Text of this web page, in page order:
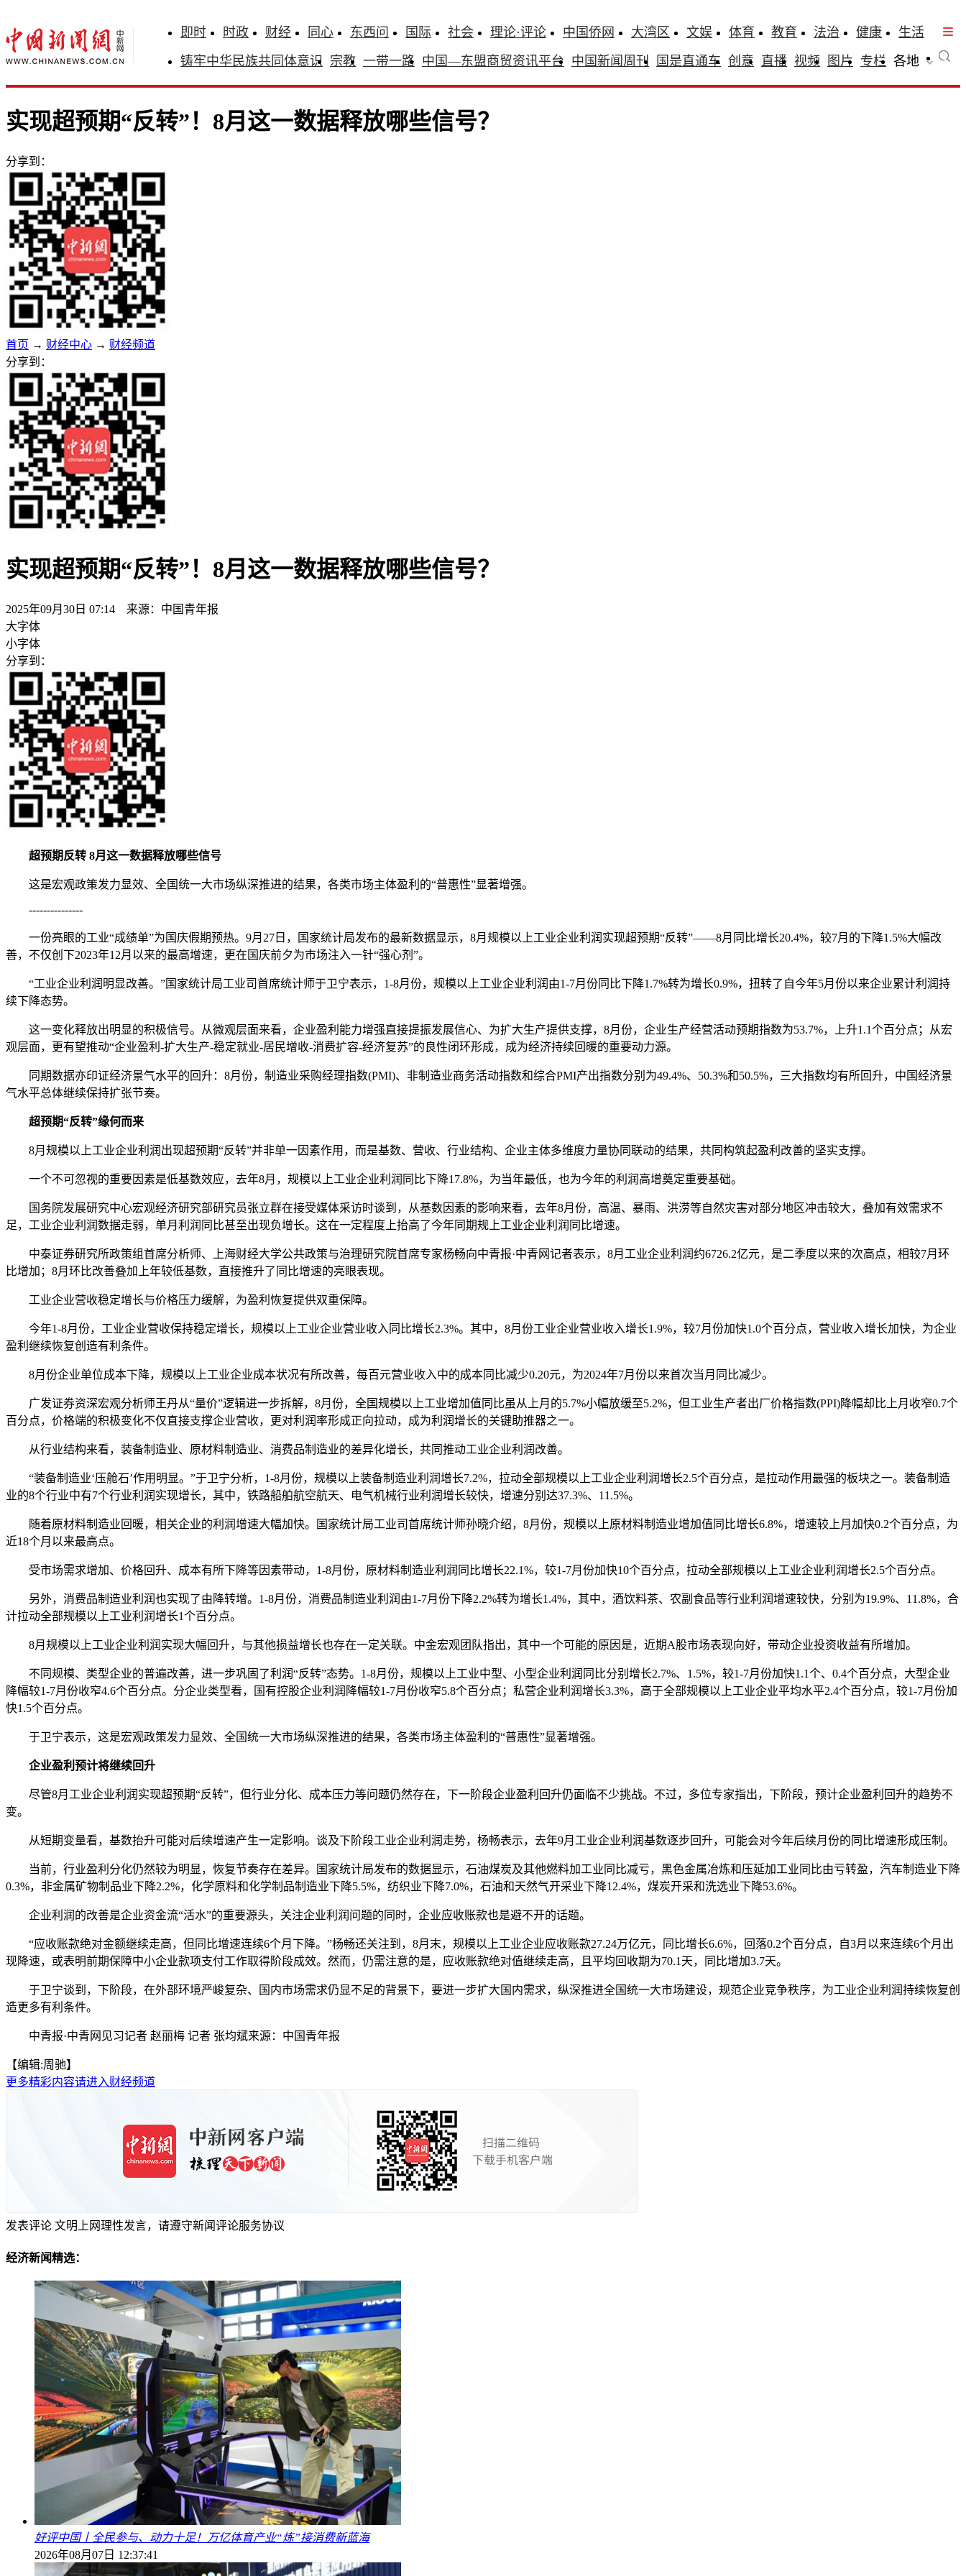
即时 时政 财经 同心 东西问 国际 社会 理论·评论 中国侨网 大湾区 文娱 体育 教育 法治 健康
生活
铸牢中华民族共同体意识 宗教 一带一路 中国—东盟商贸资讯平台 中国新闻周刊 国是直通车 创意 直播 视频 图片 专栏 各地
实现超预期“反转”！8月这一数据释放哪些信号？
分享到：
首页 → 财经中心 → 财经频道
分享到：
实现超预期“反转”！8月这一数据释放哪些信号？
2025年09月30日 07:14 来源：中国青年报
大字体
小字体
分享到：
超预期反转 8月这一数据释放哪些信号
这是宏观政策发力显效、全国统一大市场纵深推进的结果，各类市场主体盈利的“普惠性”显著增强。
---------------
一份亮眼的工业“成绩单”为国庆假期预热。9月27日，国家统计局发布的最新数据显示，8月规模以上工业企业利润实现超预期“反转”——8月同比增长20.4%，较7月的下降1.5%大幅改
善，不仅创下2023年12月以来的最高增速，更在国庆前夕为市场注入一针“强心剂”。
“工业企业利润明显改善。”国家统计局工业司首席统计师于卫宁表示，1-8月份，规模以上工业企业利润由1-7月份同比下降1.7%转为增长0.9%，扭转了自今年5月份以来企业累计利润持
续下降态势。
这一变化释放出明显的积极信号。从微观层面来看，企业盈利能力增强直接提振发展信心、为扩大生产提供支撑，8月份，企业生产经营活动预期指数为53.7%，上升1.1个百分点；从宏
观层面，更有望推动“企业盈利-扩大生产-稳定就业-居民增收-消费扩容-经济复苏”的良性闭环形成，成为经济持续回暖的重要动力源。
同期数据亦印证经济景气水平的回升：8月份，制造业采购经理指数(PMI)、非制造业商务活动指数和综合PMI产出指数分别为49.4%、50.3%和50.5%，三大指数均有所回升，中国经济景
气水平总体继续保持扩张节奏。
超预期“反转”缘何而来
8月规模以上工业企业利润出现超预期“反转”并非单一因素作用，而是基数、营收、行业结构、企业主体多维度力量协同联动的结果，共同构筑起盈利改善的坚实支撑。
一个不可忽视的重要因素是低基数效应，去年8月，规模以上工业企业利润同比下降17.8%，为当年最低，也为今年的利润高增奠定重要基础。
国务院发展研究中心宏观经济研究部研究员张立群在接受媒体采访时谈到，从基数因素的影响来看，去年8月份，高温、暴雨、洪涝等自然灾害对部分地区冲击较大，叠加有效需求不
足，工业企业利润数据走弱，单月利润同比甚至出现负增长。这在一定程度上抬高了今年同期规上工业企业利润同比增速。
中泰证券研究所政策组首席分析师、上海财经大学公共政策与治理研究院首席专家杨畅向中青报·中青网记者表示，8月工业企业利润约6726.2亿元，是二季度以来的次高点，相较7月环
比增加；8月环比改善叠加上年较低基数，直接推升了同比增速的亮眼表现。
工业企业营收稳定增长与价格压力缓解，为盈利恢复提供双重保障。
今年1-8月份，工业企业营收保持稳定增长，规模以上工业企业营业收入同比增长2.3%。其中，8月份工业企业营业收入增长1.9%，较7月份加快1.0个百分点，营业收入增长加快，为企业
盈利继续恢复创造有利条件。
8月份企业单位成本下降，规模以上工业企业成本状况有所改善，每百元营业收入中的成本同比减少0.20元，为2024年7月份以来首次当月同比减少。
广发证券资深宏观分析师王丹从“量价”逻辑进一步拆解，8月份，全国规模以上工业增加值同比虽从上月的5.7%小幅放缓至5.2%，但工业生产者出厂价格指数(PPI)降幅却比上月收窄0.7个
百分点，价格端的积极变化不仅直接支撑企业营收，更对利润率形成正向拉动，成为利润增长的关键助推器之一。
从行业结构来看，装备制造业、原材料制造业、消费品制造业的差异化增长，共同推动工业企业利润改善。
“装备制造业‘压舱石’作用明显。”于卫宁分析，1-8月份，规模以上装备制造业利润增长7.2%，拉动全部规模以上工业企业利润增长2.5个百分点，是拉动作用最强的板块之一。装备制造
业的8个行业中有7个行业利润实现增长，其中，铁路船舶航空航天、电气机械行业利润增长较快，增速分别达37.3%、11.5%。
随着原材料制造业回暖，相关企业的利润增速大幅加快。国家统计局工业司首席统计师孙晓介绍，8月份，规模以上原材料制造业增加值同比增长6.8%，增速较上月加快0.2个百分点，为
近18个月以来最高点。
受市场需求增加、价格回升、成本有所下降等因素带动，1-8月份，原材料制造业利润同比增长22.1%，较1-7月份加快10个百分点，拉动全部规模以上工业企业利润增长2.5个百分点。
另外，消费品制造业利润也实现了由降转增。1-8月份，消费品制造业利润由1-7月份下降2.2%转为增长1.4%，其中，酒饮料茶、农副食品等行业利润增速较快，分别为19.9%、11.8%，合
计拉动全部规模以上工业利润增长1个百分点。
8月规模以上工业企业利润实现大幅回升，与其他损益增长也存在一定关联。中金宏观团队指出，其中一个可能的原因是，近期A股市场表现向好，带动企业投资收益有所增加。
不同规模、类型企业的普遍改善，进一步巩固了利润“反转”态势。1-8月份，规模以上工业中型、小型企业利润同比分别增长2.7%、1.5%，较1-7月份加快1.1个、0.4个百分点，大型企业
降幅较1-7月份收窄4.6个百分点。分企业类型看，国有控股企业利润降幅较1-7月份收窄5.8个百分点；私营企业利润增长3.3%，高于全部规模以上工业企业平均水平2.4个百分点，较1-7月份加
快1.5个百分点。
于卫宁表示，这是宏观政策发力显效、全国统一大市场纵深推进的结果，各类市场主体盈利的“普惠性”显著增强。
企业盈利预计将继续回升
尽管8月工业企业利润实现超预期“反转”，但行业分化、成本压力等问题仍然存在，下一阶段企业盈利回升仍面临不少挑战。不过，多位专家指出，下阶段，预计企业盈利回升的趋势不
变。
从短期变量看，基数抬升可能对后续增速产生一定影响。谈及下阶段工业企业利润走势，杨畅表示，去年9月工业企业利润基数逐步回升，可能会对今年后续月份的同比增速形成压制。
当前，行业盈利分化仍然较为明显，恢复节奏存在差异。国家统计局发布的数据显示，石油煤炭及其他燃料加工业同比减亏，黑色金属冶炼和压延加工业同比由亏转盈，汽车制造业下降
0.3%，非金属矿物制品业下降2.2%，化学原料和化学制品制造业下降5.5%，纺织业下降7.0%，石油和天然气开采业下降12.4%，煤炭开采和洗选业下降53.6%。
企业利润的改善是企业资金流“活水”的重要源头，关注企业利润问题的同时，企业应收账款也是避不开的话题。
“应收账款绝对金额继续走高，但同比增速连续6个月下降。”杨畅还关注到，8月末，规模以上工业企业应收账款27.24万亿元，同比增长6.6%，回落0.2个百分点，自3月以来连续6个月出
现降速，或表明前期保障中小企业款项支付工作取得阶段成效。然而，仍需注意的是，应收账款绝对值继续走高，且平均回收期为70.1天，同比增加3.7天。
于卫宁谈到，下阶段，在外部环境严峻复杂、国内市场需求仍显不足的背景下，要进一步扩大国内需求，纵深推进全国统一大市场建设，规范企业竞争秩序，为工业企业利润持续恢复创
造更多有利条件。
中青报·中青网见习记者 赵丽梅 记者 张均斌来源：中国青年报
【编辑:周驰】
更多精彩内容请进入财经频道
发表评论 文明上网理性发言，请遵守新闻评论服务协议
经济新闻精选：
好评中国丨全民参与、动力十足！万亿体育产业“炼”接消费新蓝海
2026年08月07日 12:37:41